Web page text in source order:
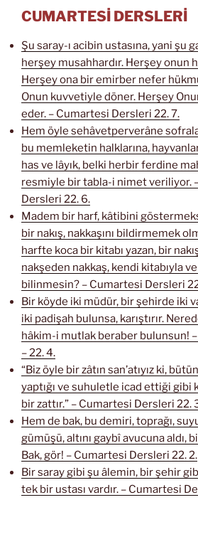
CUMARTESİ DERSLERİ
Şu saray-ı acibin ustasına, yani şu
herşey musahhardır. Herşey onun
Herşey ona bir emirber nefer
Onun kuvvetiyle döner. Herşey
eder. – Cumartesi Dersleri 22. 7.
Hem öyle sehâvetperverâne
bu memleketin halklarına,
has ve lâyık, belki herbir ferdine
resmiyle bir tabla-i nimet veriliyor.
Dersleri 22. 6.
Madem bir harf, kâtibini
bir nakış, nakkaşını bildirmemek
harfte koca bir kitabı yazan, bir
nakşeden nakkaş, kendi kitabıyla ve
bilinmesin? – Cumartesi Dersleri
Bir köyde iki müdür, bir şehirde iki
iki padişah bulunsa, karıştırır.
hâkim-i mutlak beraber bulunsun!
– 22. 4.
“Biz öyle bir zâtın san’atıyız ki,
yaptığı ve suhuletle icad ettiği gibi
bir zattır.” – Cumartesi Dersleri 22.
Hem de bak, bu demiri, toprağı,
gümüşü, altını gaybî avucuna aldı,
Bak, gör! – Cumartesi Dersleri 22. 2.
Bir saray gibi şu âlemin, bir şehir
tek bir ustası vardır. – Cumartesi